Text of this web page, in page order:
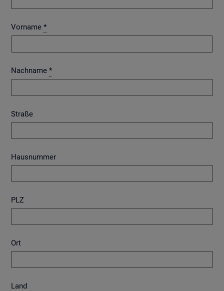
Vorname *
Nachname *
Straße
Hausnummer
PLZ
Ort
Land